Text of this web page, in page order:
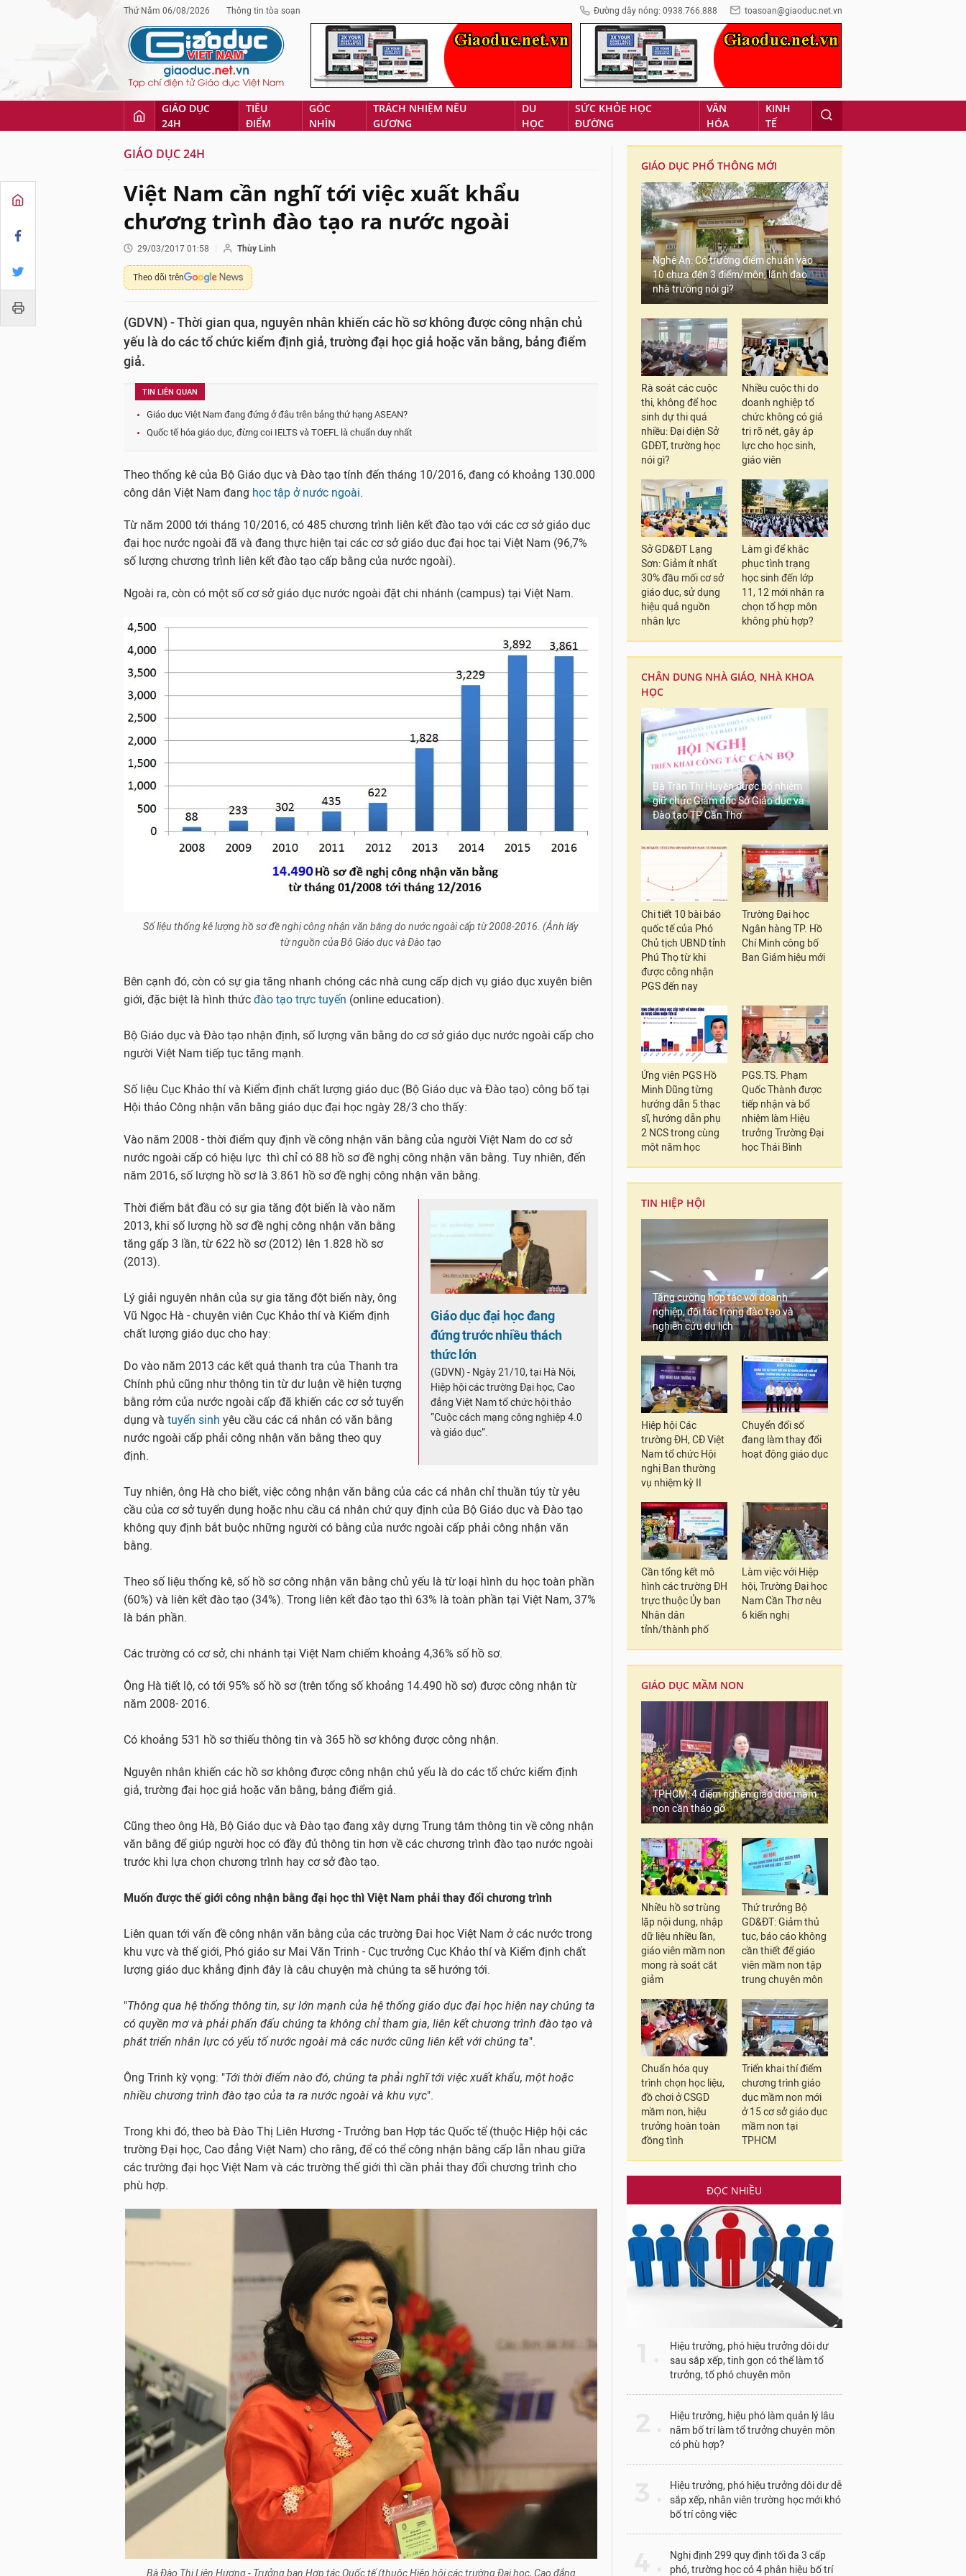
Thứ Năm 06/08/2026 Thông tin tòa soạn Đường dây nóng: 0938.766.888 toasoan@giaoduc.net.vn
GIÁO DỤC
24H
TIÊU
ĐIỂM
GÓC
NHÌN
TRÁCH NHIỆM NÊU
GƯƠNG
DU
HỌC
SỨC KHỎE HỌC
ĐƯỜNG
VĂN
HÓA
KINH
TẾ
GIÁO DỤC 24H
Việt Nam cần nghĩ tới việc xuất khẩu
chương trình đào tạo ra nước ngoài
29/03/2017 01:58 Thùy Linh
Theo dõi trên
(GDVN) - Thời gian qua, nguyên nhân khiến các hồ sơ không được công nhận chủ
yếu là do các tổ chức kiểm định giả, trường đại học giả hoặc văn bằng, bảng điểm
giả.
TIN LIÊN QUAN
Giáo dục Việt Nam đang đứng ở đâu trên bảng thứ hạng ASEAN?
Quốc tế hóa giáo dục, đừng coi IELTS và TOEFL là chuẩn duy nhất
Theo thống kê của Bộ Giáo dục và Đào tạo tính đến tháng 10/2016, đang có khoảng 130.000
công dân Việt Nam đang học tập ở nước ngoài.
Từ năm 2000 tới tháng 10/2016, có 485 chương trình liên kết đào tạo với các cơ sở giáo dục
đại học nước ngoài đã và đang thực hiện tại các cơ sở giáo dục đại học tại Việt Nam (96,7%
số lượng chương trình liên kết đào tạo cấp bằng của nước ngoài).
Ngoài ra, còn có một số cơ sở giáo dục nước ngoài đặt chi nhánh (campus) tại Việt Nam.
Số liệu thống kê lượng hồ sơ đề nghị công nhận văn bằng do nước ngoài cấp từ 2008-2016. (Ảnh lấy
từ nguồn của Bộ Giáo dục và Đào tạo
Bên cạnh đó, còn có sự gia tăng nhanh chóng các nhà cung cấp dịch vụ giáo dục xuyên biên
giới, đặc biệt là hình thức đào tạo trực tuyến (online education).
Bộ Giáo dục và Đào tạo nhận định, số lượng văn bằng do cơ sở giáo dục nước ngoài cấp cho
người Việt Nam tiếp tục tăng mạnh.
Số liệu Cục Khảo thí và Kiểm định chất lượng giáo dục (Bộ Giáo dục và Đào tạo) công bố tại
Hội thảo Công nhận văn bằng giáo dục đại học ngày 28/3 cho thấy:
Vào năm 2008 - thời điểm quy định về công nhận văn bằng của người Việt Nam do cơ sở
nước ngoài cấp có hiệu lực thì chỉ có 88 hồ sơ đề nghị công nhận văn bằng. Tuy nhiên, đến
năm 2016, số lượng hồ sơ là 3.861 hồ sơ đề nghị công nhận văn bằng.
Giáo dục đại học đang
đứng trước nhiều thách
thức lớn
(GDVN) - Ngày 21/10, tại Hà Nội,
Hiệp hội các trường Đại học, Cao
đẳng Việt Nam tổ chức hội thảo
“Cuộc cách mạng công nghiệp 4.0
và giáo dục”.
Thời điểm bắt đầu có sự gia tăng đột biến là vào năm
2013, khi số lượng hồ sơ đề nghị công nhận văn bằng
tăng gấp 3 lần, từ 622 hồ sơ (2012) lên 1.828 hồ sơ
(2013).
Lý giải nguyên nhân của sự gia tăng đột biến này, ông
Vũ Ngọc Hà - chuyên viên Cục Khảo thí và Kiểm định
chất lượng giáo dục cho hay:
Do vào năm 2013 các kết quả thanh tra của Thanh tra
Chính phủ cũng như thông tin từ dư luận về hiện tượng
bằng rởm của nước ngoài cấp đã khiến các cơ sở tuyển
dụng và tuyển sinh yêu cầu các cá nhân có văn bằng
nước ngoài cấp phải công nhận văn bằng theo quy
định.
Tuy nhiên, ông Hà cho biết, việc công nhận văn bằng của các cá nhân chỉ thuần túy từ yêu
cầu của cơ sở tuyển dụng hoặc nhu cầu cá nhân chứ quy định của Bộ Giáo dục và Đào tạo
không quy định bắt buộc những người có bằng của nước ngoài cấp phải công nhận văn
bằng.
Theo số liệu thống kê, số hồ sơ công nhận văn bằng chủ yếu là từ loại hình du học toàn phần
(60%) và liên kết đào tạo (34%). Trong liên kết đào tạo thì 63% là toàn phần tại Việt Nam, 37%
là bán phần.
Các trường có cơ sở, chi nhánh tại Việt Nam chiếm khoảng 4,36% số hồ sơ.
Ông Hà tiết lộ, có tới 95% số hồ sơ (trên tổng số khoảng 14.490 hồ sơ) được công nhận từ
năm 2008- 2016.
Có khoảng 531 hồ sơ thiếu thông tin và 365 hồ sơ không được công nhận.
Nguyên nhân khiến các hồ sơ không được công nhận chủ yếu là do các tổ chức kiểm định
giả, trường đại học giả hoặc văn bằng, bảng điểm giả.
Cũng theo ông Hà, Bộ Giáo dục và Đào tạo đang xây dựng Trung tâm thông tin về công nhận
văn bằng để giúp người học có đầy đủ thông tin hơn về các chương trình đào tạo nước ngoài
trước khi lựa chọn chương trình hay cơ sở đào tạo.
Muốn được thế giới công nhận bằng đại học thì Việt Nam phải thay đổi chương trình
Liên quan tới vấn đề công nhận văn bằng của các trường Đại học Việt Nam ở các nước trong
khu vực và thế giới, Phó giáo sư Mai Văn Trinh - Cục trưởng Cục Khảo thí và Kiểm định chất
lượng giáo dục khẳng định đây là câu chuyện mà chúng ta sẽ hướng tới.
"Thông qua hệ thống thông tin, sự lớn mạnh của hệ thống giáo dục đại học hiện nay chúng ta
có quyền mơ và phải phấn đấu chúng ta không chỉ tham gia, liên kết chương trình đào tạo và
phát triển nhân lực có yếu tố nước ngoài mà các nước cũng liên kết với chúng ta".
Ông Trinh kỳ vọng: "Tới thời điểm nào đó, chúng ta phải nghĩ tới việc xuất khẩu, một hoặc
nhiều chương trình đào tạo của ta ra nước ngoài và khu vực".
Trong khi đó, theo bà Đào Thị Liên Hương - Trưởng ban Hợp tác Quốc tế (thuộc Hiệp hội các
trường Đại học, Cao đẳng Việt Nam) cho rằng, để có thể công nhận bằng cấp lẫn nhau giữa
các trường đại học Việt Nam và các trường thế giới thì cần phải thay đổi chương trình cho
phù hợp.
Bà Đào Thị Liên Hương - Trưởng ban Hợp tác Quốc tế (thuộc Hiệp hội các trường Đại học, Cao đẳng
GIÁO DỤC PHỔ THÔNG MỚI
Nghệ An: Có trường điểm chuẩn vào
10 chưa đến 3 điểm/môn, lãnh đạo
nhà trường nói gì?
Rà soát các cuộc
thi, không để học
sinh dự thi quá
nhiều: Đại diện Sở
GDĐT, trường học
nói gì?
Nhiều cuộc thi do
doanh nghiệp tổ
chức không có giá
trị rõ nét, gây áp
lực cho học sinh,
giáo viên
Sở GD&ĐT Lạng
Sơn: Giảm ít nhất
30% đầu mối cơ sở
giáo dục, sử dụng
hiệu quả nguồn
nhân lực
Làm gì để khắc
phục tình trạng
học sinh đến lớp
11, 12 mới nhận ra
chọn tổ hợp môn
không phù hợp?
CHÂN DUNG NHÀ GIÁO, NHÀ KHOA
HỌC
Bà Trần Thị Huyền được bổ nhiệm
giữ chức Giám đốc Sở Giáo dục và
Đào tạo TP Cần Thơ
Chi tiết 10 bài báo
quốc tế của Phó
Chủ tịch UBND tỉnh
Phú Thọ từ khi
được công nhận
PGS đến nay
Trường Đại học
Ngân hàng TP. Hồ
Chí Minh công bố
Ban Giám hiệu mới
Ứng viên PGS Hồ
Minh Dũng từng
hướng dẫn 5 thạc
sĩ, hướng dẫn phụ
2 NCS trong cùng
một năm học
PGS.TS. Phạm
Quốc Thành được
tiếp nhận và bổ
nhiệm làm Hiệu
trưởng Trường Đại
học Thái Bình
TIN HIỆP HỘI
Tăng cường hợp tác với doanh
nghiệp, đối tác trong đào tạo và
nghiên cứu du lịch
Hiệp hội Các
trường ĐH, CĐ Việt
Nam tổ chức Hội
nghị Ban thường
vụ nhiệm kỳ II
Chuyển đổi số
đang làm thay đổi
hoạt động giáo dục
Cần tổng kết mô
hình các trường ĐH
trực thuộc Ủy ban
Nhân dân
tỉnh/thành phố
Làm việc với Hiệp
hội, Trường Đại học
Nam Cần Thơ nêu
6 kiến nghị
GIÁO DỤC MẦM NON
TPHCM: 4 điểm nghẽn giáo dục mầm
non cần tháo gỡ
Nhiều hồ sơ trùng
lặp nội dung, nhập
dữ liệu nhiều lần,
giáo viên mầm non
mong rà soát cắt
giảm
Thứ trưởng Bộ
GD&ĐT: Giảm thủ
tục, báo cáo không
cần thiết để giáo
viên mầm non tập
trung chuyên môn
Chuẩn hóa quy
trình chọn học liệu,
đồ chơi ở CSGD
mầm non, hiệu
trưởng hoàn toàn
đồng tình
Triển khai thí điểm
chương trình giáo
dục mầm non mới
ở 15 cơ sở giáo dục
mầm non tại
TPHCM
ĐỌC NHIỀU
Hiệu trưởng, phó hiệu trưởng dôi dư
sau sắp xếp, tinh gọn có thể làm tổ
trưởng, tổ phó chuyên môn
Hiệu trưởng, hiệu phó làm quản lý lâu
năm bố trí làm tổ trưởng chuyên môn
có phù hợp?
Hiệu trưởng, phó hiệu trưởng dôi dư dễ
sắp xếp, nhân viên trường học mới khó
bố trí công việc
Nghị định 299 quy định tối đa 3 cấp
phó, trường học có 4 phân hiệu bố trí